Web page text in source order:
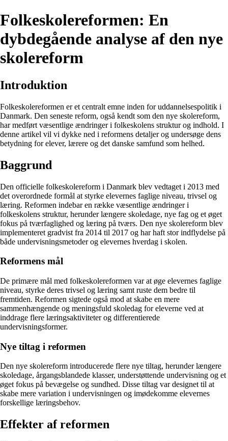
Folkeskolereformen: En
dybdegående analyse af den nye
skolereform
Introduktion
Folkeskolereformen er et centralt emne inden for uddannelsespolitik i
Danmark. Den seneste reform, også kendt som den nye skolereform,
har medført væsentlige ændringer i folkeskolens struktur og indhold. I
denne artikel vil vi dykke ned i reformens detaljer og undersøge dens
betydning for elever, lærere og det danske samfund som helhed.
Baggrund
Den officielle folkeskolereform i Danmark blev vedtaget i 2013 med
det overordnede formål at styrke elevernes faglige niveau, trivsel og
læring. Reformen indebar en række væsentlige ændringer i
folkeskolens struktur, herunder længere skoledage, nye fag og et øget
fokus på tværfaglighed og læring på tværs. Den nye skolereform blev
implementeret gradvist fra 2014 til 2017 og har haft stor indflydelse på
både undervisningsmetoder og elevernes hverdag i skolen.
Reformens mål
De primære mål med folkeskolereformen var at øge elevernes faglige
niveau, styrke deres trivsel og læring samt ruste dem bedre til
fremtiden. Reformen sigtede også mod at skabe en mere
sammenhængende og meningsfuld skoledag for eleverne ved at
inddrage flere læringsaktiviteter og differentierede
undervisningsformer.
Nye tiltag i reformen
Den nye skolereform introducerede flere nye tiltag, herunder længere
skoledage, årgangsblandede klasser, understøttende undervisning og et
øget fokus på bevægelse og sundhed. Disse tiltag var designet til at
skabe mere variation i undervisningen og imødekomme elevernes
forskellige læringsbehov.
Effekter af reformen